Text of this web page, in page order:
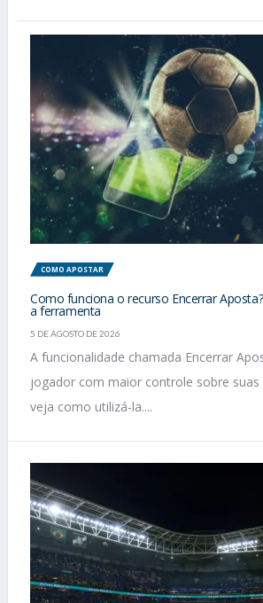
COMO APOSTAR
Como funciona o recurso Encerrar
a ferramenta
5 DE AGOSTO DE 2026
A funcionalidade chamada Encerrar
jogador com maior controle sobre suas
veja como utilizá-la....